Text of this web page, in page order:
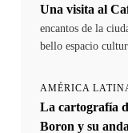
Una visita al
encantos de la
bello espacio
AMÉRICA
La cartografía
Boron y su